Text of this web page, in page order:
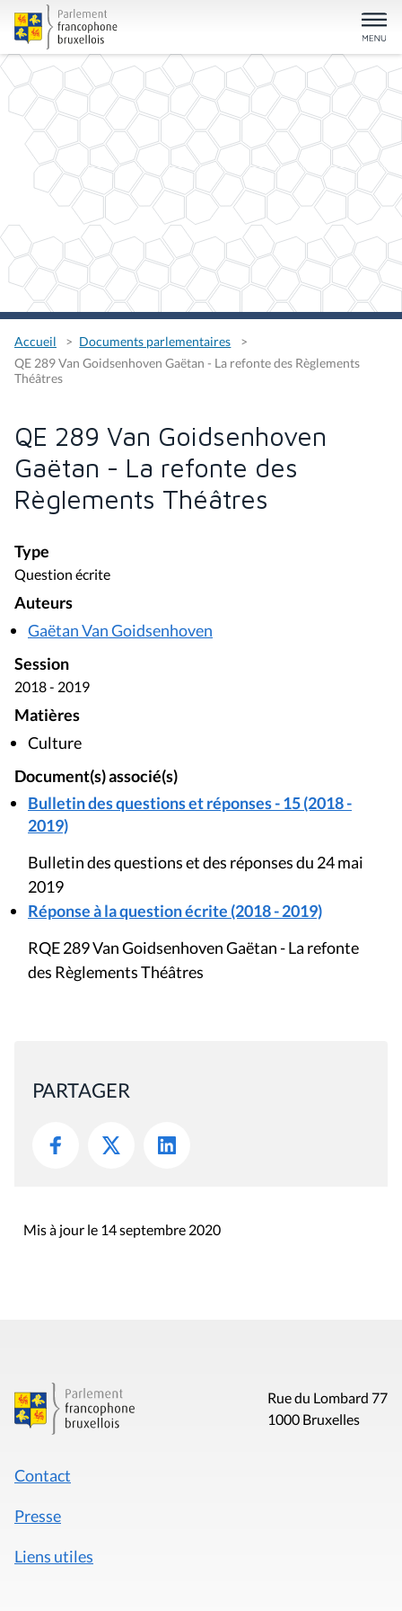
Accueil
Documents parlementaires
QE 289 Van Goidsenhoven Gaëtan - La refonte des Règlements
Théâtres
QE 289 Van Goidsenhoven
Gaëtan - La refonte des
Règlements Théâtres
Type
Question écrite
Auteurs
Gaëtan Van Goidsenhoven
Session
2018 - 2019
Matières
Culture
Document(s) associé(s)
Bulletin des questions et réponses - 15 (2018 -
2019)
Bulletin des questions et des réponses du 24 mai
2019
Réponse à la question écrite (2018 - 2019)
RQE 289 Van Goidsenhoven Gaëtan - La refonte
des Règlements Théâtres
PARTAGER
Mis à jour le 14 septembre 2020
Rue du Lombard 77
1000 Bruxelles
Contact
Presse
Liens utiles